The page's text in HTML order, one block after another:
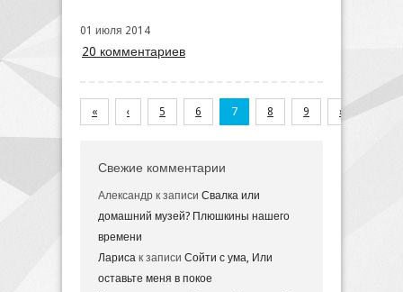
01 июля 2014
20 комментариев
« ‹ 5 6 7 8 9 ›
Свежие комментарии
Александр к записи Свалка или
домашний музей? Плюшкины нашего
времени
Лариса к записи Сойти с ума, Или
оставьте меня в покое